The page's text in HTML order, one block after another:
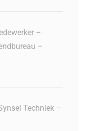
–
–
Techniek –